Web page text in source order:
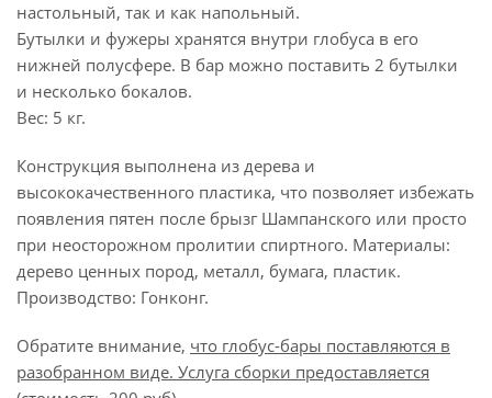
настольный, так и как напольный.
Бутылки и фужеры хранятся внутри глобуса в его
нижней полусфере. В бар можно поставить 2 бутылки
и несколько бокалов.
Вес: 5 кг.
Конструкция выполнена из дерева и
высококачественного пластика, что позволяет избежать
появления пятен после брызг Шампанского или просто
при неосторожном пролитии спиртного. Материалы:
дерево ценных пород, металл, бумага, пластик.
Производство: Гонконг.
Обратите внимание, что глобус-бары поставляются в
разобранном виде. Услуга сборки предоставляется